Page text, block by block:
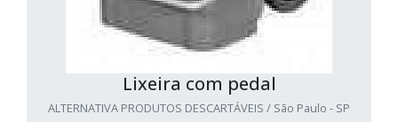
Lixeira com pedal
ALTERNATIVA PRODUTOS DESCARTÁVEIS / São Paulo - SP